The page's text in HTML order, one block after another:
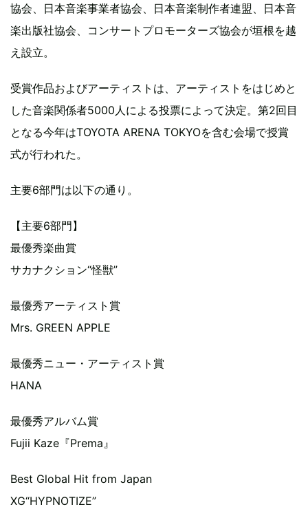
協会、日本音楽事業者協会、日本音楽制作者連盟、日本音
楽出版社協会、コンサートプロモーターズ協会が垣根を越
え設立。
受賞作品およびアーティストは、アーティストをはじめと
した音楽関係者5000人による投票によって決定。第2回目
となる今年はTOYOTA ARENA TOKYOを含む会場で授賞
式が行われた。
主要6部門は以下の通り。
【主要6部門】
最優秀楽曲賞
サカナクション“怪獣”
最優秀アーティスト賞
Mrs. GREEN APPLE
最優秀ニュー・アーティスト賞
HANA
最優秀アルバム賞
Fujii Kaze『Prema』
Best Global Hit from Japan
XG“HYPNOTIZE”